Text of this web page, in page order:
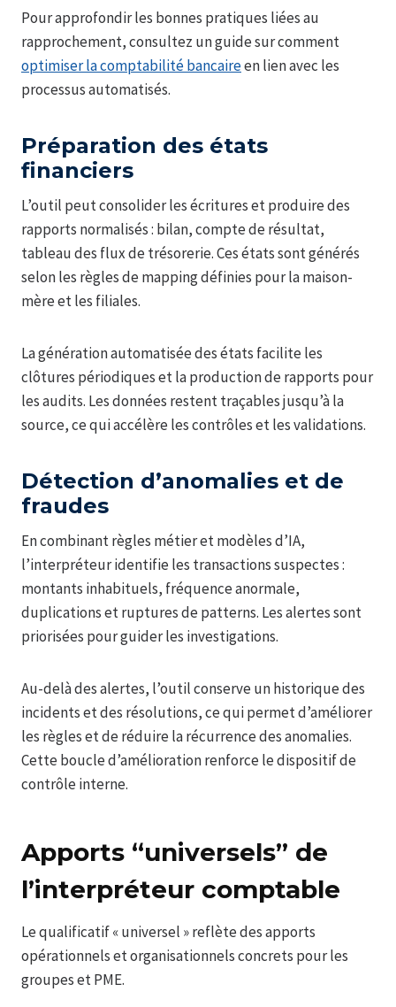
Pour approfondir les bonnes pratiques liées au
rapprochement, consultez un guide sur comment
optimiser la comptabilité bancaireen lien avec les
processus automatisés.
Préparation des états
financiers
L’outil peut consolider les écritures et produire des
rapports normalisés : bilan, compte de résultat,
tableau des flux de trésorerie. Ces états sont générés
selon les règles de mapping définies pour la maison-
mère et les filiales.
La génération automatisée des états facilite les
clôtures périodiques et la production de rapports pour
les audits. Les données restent traçables jusqu’à la
source, ce qui accélère les contrôles et les validations.
Détection d’anomalies et de
fraudes
En combinant règles métier et modèles d’IA,
l’interpréteur identifie les transactions suspectes :
montants inhabituels, fréquence anormale,
duplications et ruptures de patterns. Les alertes sont
priorisées pour guider les investigations.
Au-delà des alertes, l’outil conserve un historique des
incidents et des résolutions, ce qui permet d’améliorer
les règles et de réduire la récurrence des anomalies.
Cette boucle d’amélioration renforce le dispositif de
contrôle interne.
Apports “universels” de
l’interpréteur comptable
Le qualificatif « universel » reflète des apports
opérationnels et organisationnels concrets pour les
groupes et PME.